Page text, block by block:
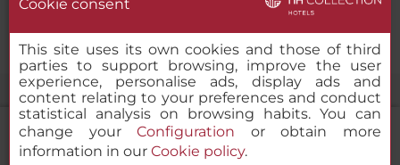
Cookie consent
This site uses its own cookies and those of third
parties to support browsing, improve the user
experience, personalise ads, display ads and
content relating to your preferences and conduct
statistical analysis on browsing habits. You can
change yourConfiguration or obtain more
information in our Cookie policy.